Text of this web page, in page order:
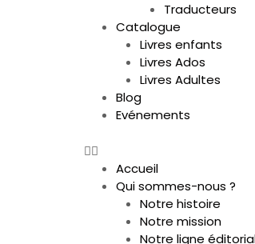
Traducteurs
Catalogue
Livres enfants
Livres Ados
Livres Adultes
Blog
Evénements
Accueil
Qui sommes-nous ?
Notre histoire
Notre mission
Notre ligne